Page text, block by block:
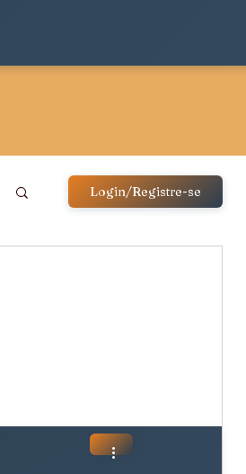
Login/Registre-se